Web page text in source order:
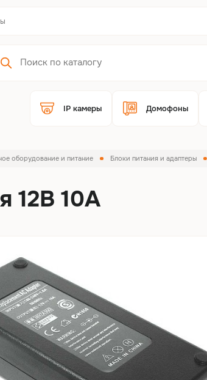
IP камеры Домофоны
оборудование и питание Блоки питания и адаптеры
12В 10A